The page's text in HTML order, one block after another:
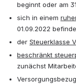
beginnt oder am
sich in einem
01.09.2022
der Steuerklasse
beschränkt
zunächst